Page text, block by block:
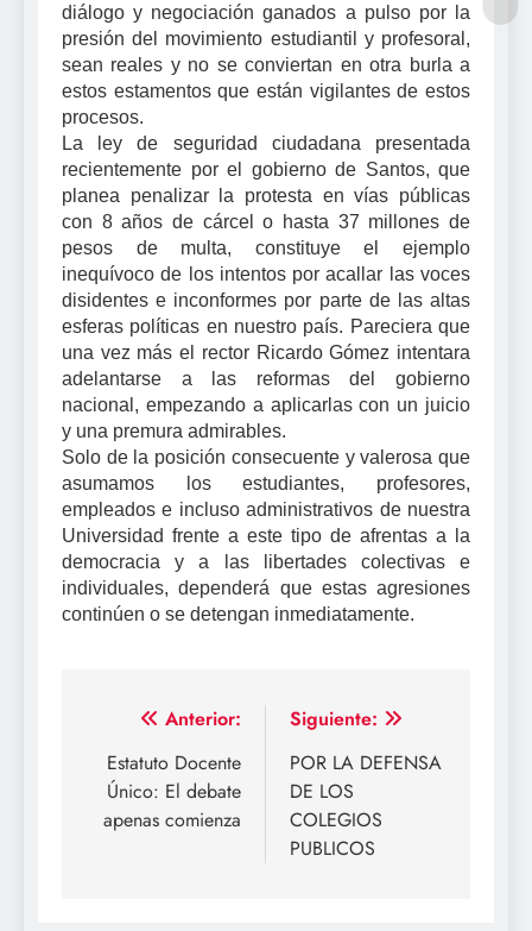
diálogo y negociación ganados a pulso por la
presión del movimiento estudiantil y profesoral,
sean reales y no se conviertan en otra burla a
estos estamentos que están vigilantes de estos
procesos.
La ley de seguridad ciudadana presentada
recientemente por el gobierno de Santos, que
planea penalizar la protesta en vías públicas
con 8 años de cárcel o hasta 37 millones de
pesos de multa, constituye el ejemplo
inequívoco de los intentos por acallar las voces
disidentes e inconformes por parte de las altas
esferas políticas en nuestro país. Pareciera que
una vez más el rector Ricardo Gómez intentara
adelantarse a las reformas del gobierno
nacional, empezando a aplicarlas con un juicio
y una premura admirables.
Solo de la posición consecuente y valerosa que
asumamos los estudiantes, profesores,
empleados e incluso administrativos de nuestra
Universidad frente a este tipo de afrentas a la
democracia y a las libertades colectivas e
individuales, dependerá que estas agresiones
continúen o se detengan inmediatamente.
Navegación
de
entradas
Anterior:
Estatuto Docente
Único: El debate
apenas comienza
Siguiente:
POR LA DEFENSA
DE LOS
COLEGIOS
PUBLICOS